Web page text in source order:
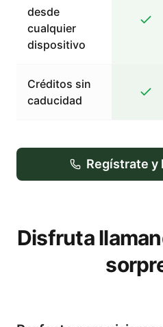
desde
cualquier
dispositivo
Créditos sin
caducidad
Regístrate y
Disfruta